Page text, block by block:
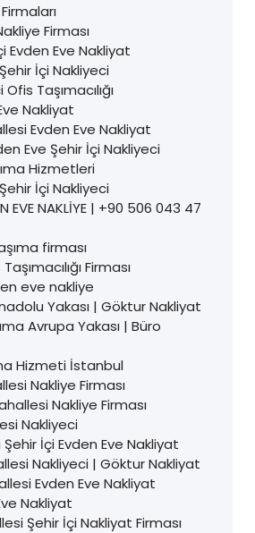
Firması
Evden Eve Nakliyat
İçi Nakliyeci
Taşımacılığı
Nakliyat
Evden Eve Nakliyat
Eve Şehir İçi Nakliyeci
Hizmetleri
İçi Nakliyeci
EVE NAKLİYE | +90 506 043 47
firması
Firması
eve nakliye
Yakası | Göktur Nakliyat
Avrupa Yakası | Büro
Hizmeti İstanbul
Nakliye Firması
Nakliye Firması
Nakliyeci
İçi Evden Eve Nakliyat
Nakliyeci | Göktur Nakliyat
Evden Eve Nakliyat
Nakliyat
Şehir İçi Nakliyat Firması